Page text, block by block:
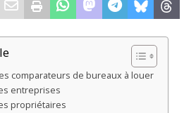
comparateurs de bureaux à louer
entreprises
propriétaires